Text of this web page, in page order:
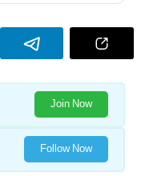
Join Now
Follow Now